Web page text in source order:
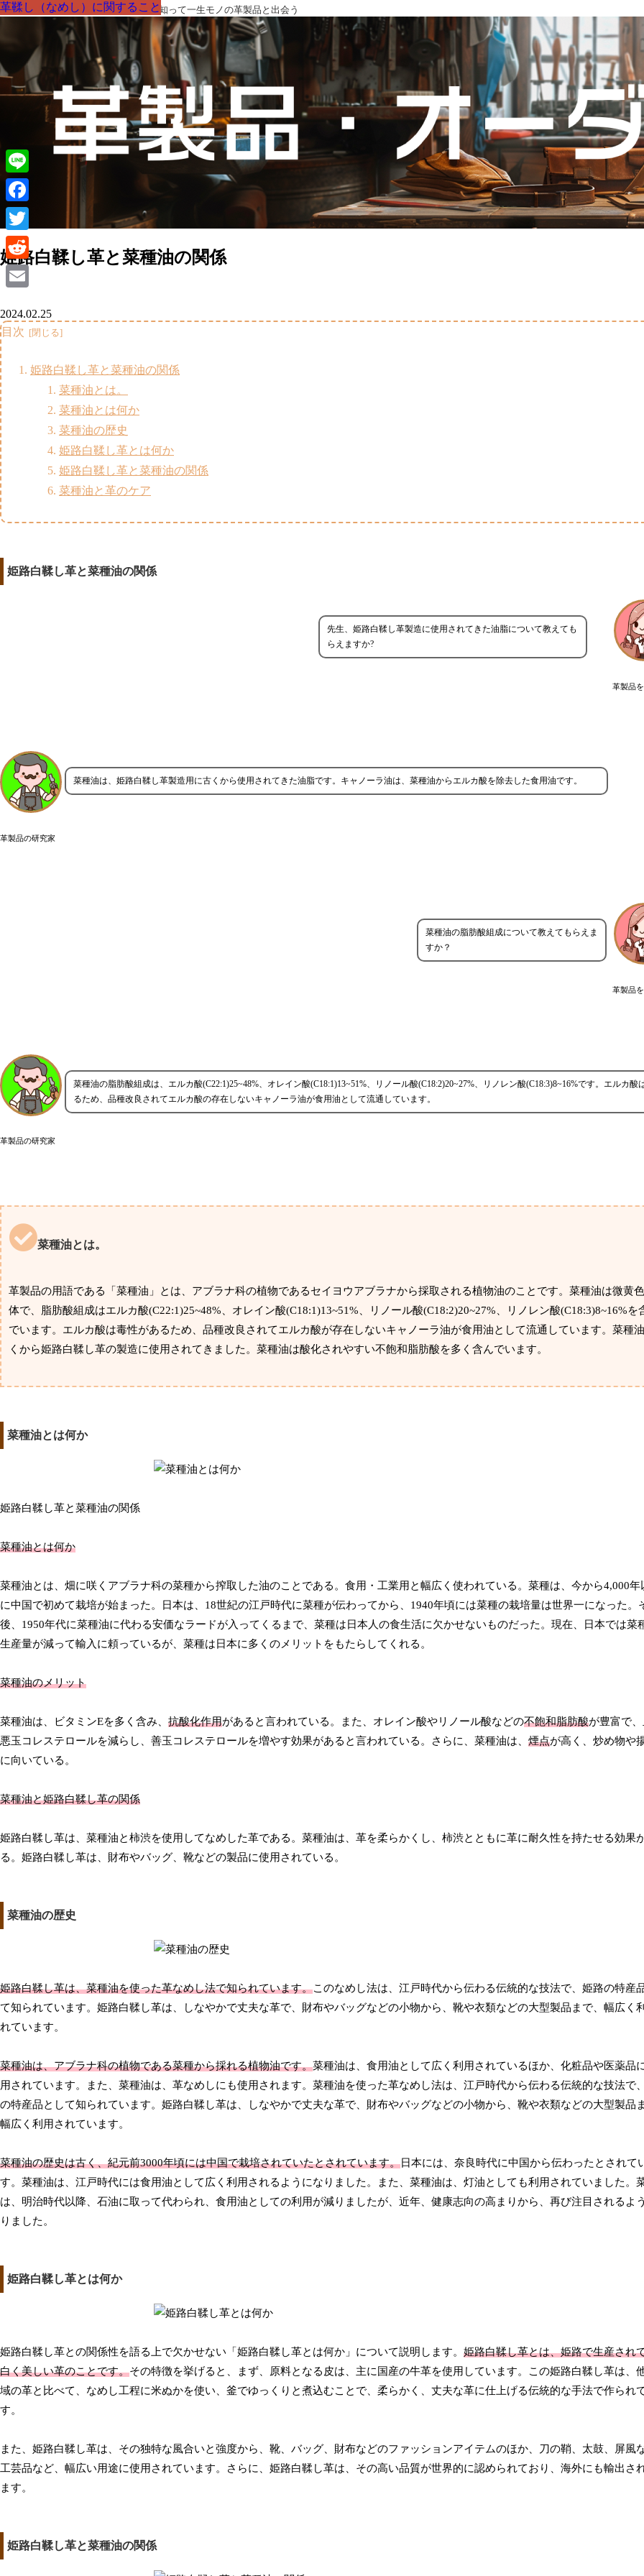
革製品の部品の呼び名・素材・技術を知って一生モノの革製品と出会う
姫路白鞣し革と菜種油の関係
革鞣し（なめし）に関すること
2024.02.25
目次
姫路白鞣し革と菜種油の関係
菜種油とは。
菜種油とは何か
菜種油の歴史
姫路白鞣し革とは何か
姫路白鞣し革と菜種油の関係
菜種油と革のケア
姫路白鞣し革と菜種油の関係
革製品
先生、姫路白鞣し革製造に使用されてきた油脂について教えても
らえますか?
革製品の研究家
菜種油は、姫路白鞣し革製造用に古くから使用されてきた油脂です。キャノーラ油は、菜種油からエルカ酸を除去した食用油です。
革製品
菜種油の脂肪酸組成について教えてもらえま
すか？
革製品の研究家
菜種油の脂肪酸組成は、エルカ酸(C22:1)25~48%、オレイン酸(C18:1)13~51%、リノール酸(C18:2)20~27%、リノレン酸(C18:3)8~16%です。エルカ酸
るため、品種改良されてエルカ酸の存在しないキャノーラ油が食用油として流通しています。
菜種油とは。
革製品の用語である「菜種油」とは、アブラナ科の植物であるセイヨウアブラナから採取される植物油のことです。菜種油は微黄
体で、脂肪酸組成はエルカ酸(C22:1)25~48%、オレイン酸(C18:1)13~51%、リノール酸(C18:2)20~27%、リノレン酸(C18:3)8~16%を
でいます。エルカ酸は毒性があるため、品種改良されてエルカ酸が存在しないキャノーラ油が食用油として流通しています。菜種
くから姫路白鞣し革の製造に使用されてきました。菜種油は酸化されやすい不飽和脂肪酸を多く含んでいます。
菜種油とは何か
姫路白鞣し革と菜種油の関係
菜種油とは何か
菜種油とは、畑に咲くアブラナ科の菜種から搾取した油のことである。食用・工業用と幅広く使われている。菜種は、今から4,000年
に中国で初めて栽培が始まった。日本は、18世紀の江戸時代に菜種が伝わってから、1940年頃には菜種の栽培量は世界一になった。
後、1950年代に菜種油に代わる安価なラードが入ってくるまで、菜種は日本人の食生活に欠かせないものだった。現在、日本では菜
生産量が減って輸入に頼っているが、菜種は日本に多くのメリットをもたらしてくれる。
菜種油のメリット
菜種油は、ビタミンEを多く含み、 抗酸化作用があると言われている。また、オレイン酸やリノール酸などの不飽和脂肪酸が豊富で
悪玉コレステロールを減らし、善玉コレステロールを増やす効果があると言われている。さらに、菜種油は、 煙点が高く、炒め物や
に向いている。
菜種油と姫路白鞣し革の関係
姫路白鞣し革は、菜種油と柿渋を使用してなめした革である。菜種油は、革を柔らかくし、柿渋とともに革に耐久性を持たせる効果
る。姫路白鞣し革は、財布やバッグ、靴などの製品に使用されている。
菜種油の歴史
姫路白鞣し革は、菜種油を使った革なめし法で知られています。このなめし法は、江戸時代から伝わる伝統的な技法で、姫路の特産
て知られています。姫路白鞣し革は、しなやかで丈夫な革で、財布やバッグなどの小物から、靴や衣類などの大型製品まで、幅広く
れています。
菜種油は、アブラナ科の植物である菜種から採れる植物油です。菜種油は、食用油として広く利用されているほか、化粧品や医薬品
用されています。また、菜種油は、革なめしにも使用されます。菜種油を使った革なめし法は、江戸時代から伝わる伝統的な技法で
の特産品として知られています。姫路白鞣し革は、しなやかで丈夫な革で、財布やバッグなどの小物から、靴や衣類などの大型製品
幅広く利用されています。
菜種油の歴史は古く、紀元前3000年頃には中国で栽培されていたとされています。日本には、奈良時代に中国から伝わったとされて
す。菜種油は、江戸時代には食用油として広く利用されるようになりました。また、菜種油は、灯油としても利用されていました。
は、明治時代以降、石油に取って代わられ、食用油としての利用が減りましたが、近年、健康志向の高まりから、再び注目されるよ
りました。
姫路白鞣し革とは何か
姫路白鞣し革との関係性を語る上で欠かせない「姫路白鞣し革とは何か」について説明します。 姫路白鞣し革とは、姫路で生産され
白く美しい革のことです。その特徴を挙げると、まず、原料となる皮は、主に国産の牛革を使用しています。この姫路白鞣し革は、
域の革と比べて、なめし工程に米ぬかを使い、釜でゆっくりと煮込むことで、柔らかく、丈夫な革に仕上げる伝統的な手法で作られ
す。
また、姫路白鞣し革は、その独特な風合いと強度から、靴、バッグ、財布などのファッションアイテムのほか、刀の鞘、太鼓、屏風
工芸品など、幅広い用途に使用されています。さらに、姫路白鞣し革は、その高い品質が世界的に認められており、海外にも輸出さ
ます。
姫路白鞣し革と菜種油の関係
革鞣し（なめし）に関すること
革鞣し（なめし）に関すること
革鞣し（なめし）に関すること
革鞣し（なめし）に関すること
革鞣し（なめし）に関すること
革鞣し（なめし）に関すること
Line
Facebook
Twitter
Reddit